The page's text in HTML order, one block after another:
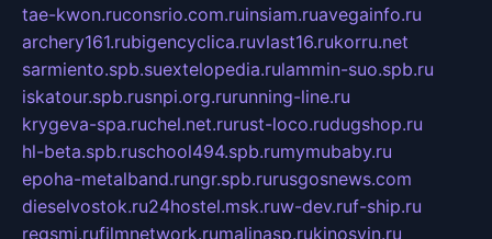
tae-kwon.ruconsrio.com.ruinsiam.ruavegainfo.ru
archery161.rubigencyclica.ruvlast16.rukorru.net
sarmiento.spb.suextelopedia.rulammin-suo.spb.ru
iskatour.spb.rusnpi.org.rurunning-line.ru
krygeva-spa.ruchel.net.rurust-loco.rudugshop.ru
hl-beta.spb.ruschool494.spb.rumymubaby.ru
epoha-metalband.rungr.spb.rurusgosnews.com
dieselvostok.ru24hostel.msk.ruw-dev.ruf-ship.ru
regsmi.rufilmnetwork.rumalinasp.rukinosvin.ru